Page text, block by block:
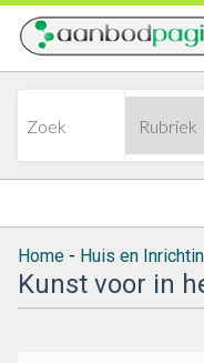
Home - Huis en
Kunst voor in